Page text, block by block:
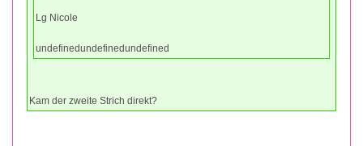
Lg Nicole
undefinedundefinedundefined
Kam der zweite Strich direkt?